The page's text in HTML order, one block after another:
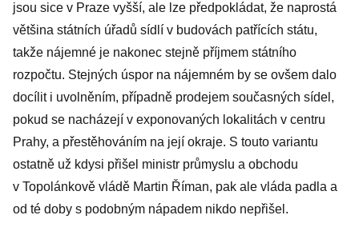
jsou sice v Praze vyšší, ale lze předpokládat, že naprostá
většina státních úřadů sídlí v budovách patřících státu,
takže nájemné je nakonec stejně příjmem státního
rozpočtu. Stejných úspor na nájemném by se ovšem dalo
docílit i uvolněním, případně prodejem současných sídel,
pokud se nacházejí v exponovaných lokalitách v centru
Prahy, a přestěhováním na její okraje. S touto variantu
ostatně už kdysi přišel ministr průmyslu a obchodu
v Topolánkově vládě Martin Říman, pak ale vláda padla a
od té doby s podobným nápadem nikdo nepřišel.